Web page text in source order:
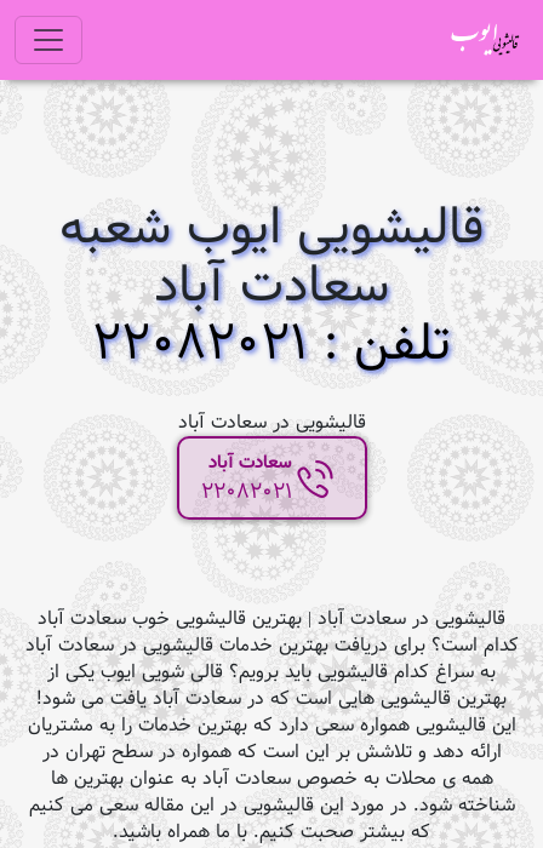
قالیشویی ایوب شعبه
سعادت آباد
تلفن : 22082021
قالیشویی در سعادت آباد
سعادت آباد
22082021
قالیشویی در سعادت آباد | بهترین قالیشویی خوب سعادت آباد
کدام است؟ برای دریافت بهترین خدمات قالیشویی در سعادت آباد
به سراغ کدام قالیشویی باید برویم؟ قالی شویی ایوب یکی از
بهترین قالیشویی هایی است که در سعادت آباد یافت می شود!
این قالیشویی همواره سعی دارد که بهترین خدمات را به مشتریان
ارائه دهد و تلاشش بر این است که همواره در سطح تهران در
همه ی محلات به خصوص سعادت آباد به عنوان بهترین ها
شناخته شود. در مورد این قالیشویی در این مقاله سعی می کنیم
که بیشتر صحبت کنیم. با ما همراه باشید.